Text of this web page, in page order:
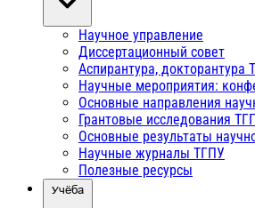
Научное управление
Диссертационный совет
Аспирантура, докторантура
Научные мероприятия:
Основные направления
Грантовые исследования
Основные результаты
Научные журналы ТГПУ
Полезные ресурсы
Учёба